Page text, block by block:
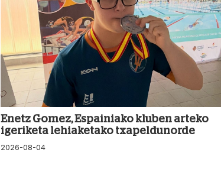
Enetz Gomez, Espainiako kluben arteko
igeriketa lehiaketako txapeldunorde
2026-08-04